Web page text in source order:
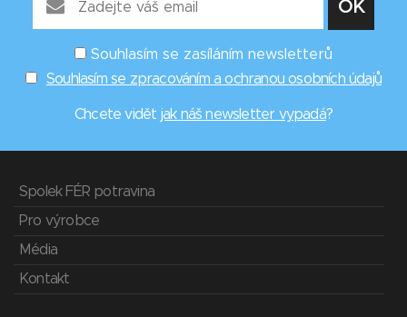
Souhlasím se zasíláním newsletterů
Souhlasím se zpracováním a ochranou osobních údajů
Chcete vidět jak náš newsletter vypadá?
Spolek FÉR potravina
Pro výrobce
Média
Kontakt